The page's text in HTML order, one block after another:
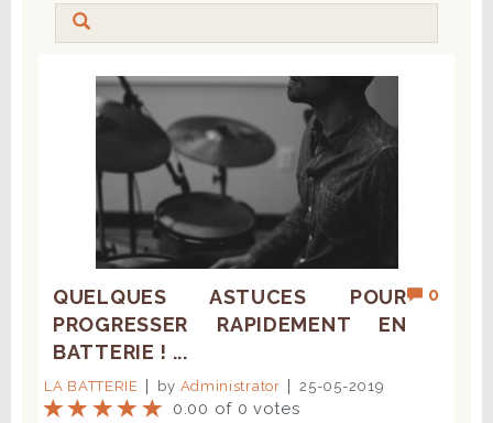
0
QUELQUES ASTUCES POUR
PROGRESSER RAPIDEMENT EN
BATTERIE ! ...
LA BATTERIE by Administrator 25-05-2019
0.00 of 0 votes